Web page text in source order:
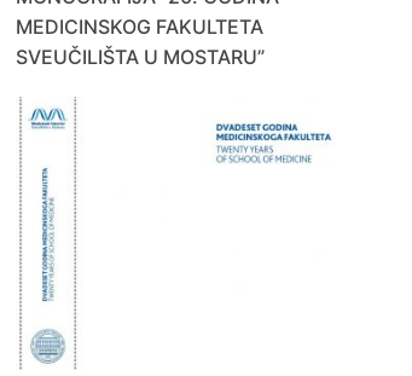
MEDICINSKOG FAKULTETA
SVEUČILIŠTA U MOSTARU”